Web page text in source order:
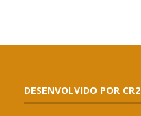
DESENVOLVIDO POR CR2